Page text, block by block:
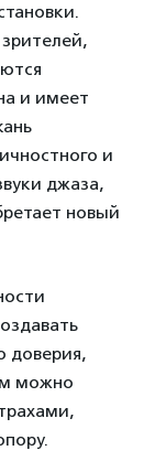
и имеет
и
джаза,
новый
доверия,
можно